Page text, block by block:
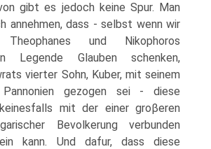
gibt es jedoch keine Spur. Man
annehmen, dass - selbst wenn wir
und Nikophoros
Legende Glauben schenken,
vierter Sohn, Kuber, mit seinem
gezogen sei - diese
mit der einer groβeren
Bevolkerung verbunden
kann. Und dafur, dass diese